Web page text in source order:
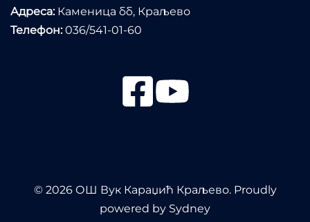
Адреса:Каменица бб, Краљево
Телефон:036/541-01-60
© 2026 ОШ Вук Караџић Краљево. Proudly
powered by Sydney